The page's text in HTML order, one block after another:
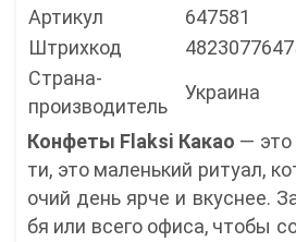
Артикул
647581
Штрихкод
Страна-
производитель
Украина
Конфеты Flaksi Какао — это
ти, это маленький ритуал,
очий день ярче и вкуснее.
бя или всего офиса, чтобы